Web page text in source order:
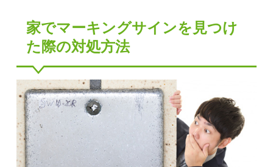
家でマーキングサインを見つけ
た際の対処方法